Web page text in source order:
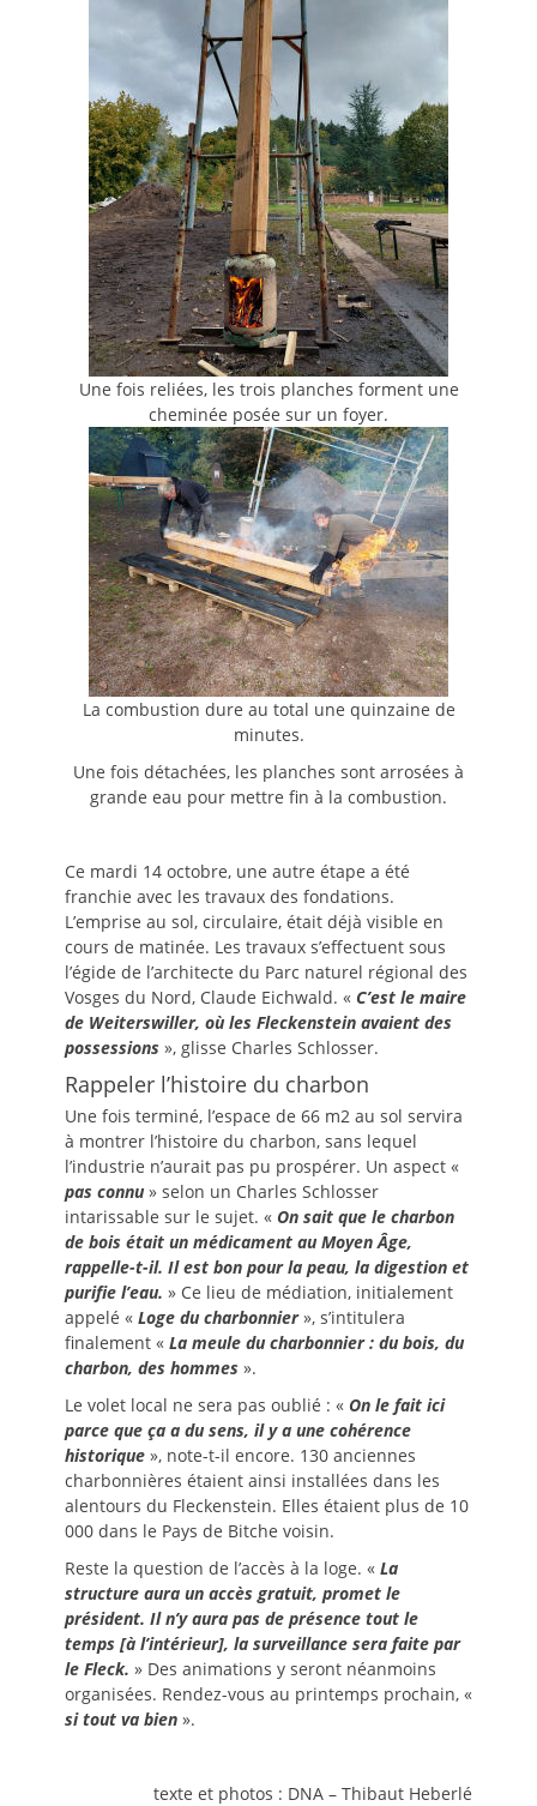
Une fois reliées, les trois planches forment une
cheminée posée sur un foyer.
La combustion dure au total une quinzaine de
minutes.
Une fois détachées, les planches sont arrosées à
grande eau pour mettre fin à la combustion.
Ce mardi 14 octobre, une autre étape a été
franchie avec les travaux des fondations.
L’emprise au sol, circulaire, était déjà visible en
cours de matinée. Les travaux s’effectuent sous
l’égide de l’architecte du Parc naturel régional des
Vosges du Nord, Claude Eichwald. « C’est le maire
de Weiterswiller, où les Fleckenstein avaient des
possessions », glisse Charles Schlosser.
Rappeler l’histoire du charbon
Une fois terminé, l’espace de 66 m2 au sol servira
à montrer l’histoire du charbon, sans lequel
l’industrie n’aurait pas pu prospérer. Un aspect «
pas connu » selon un Charles Schlosser
intarissable sur le sujet. « On sait que le charbon
de bois était un médicament au Moyen Âge,
rappelle-t-il. Il est bon pour la peau, la digestion et
purifie l’eau. » Ce lieu de médiation, initialement
appelé « Loge du charbonnier », s’intitulera
finalement « La meule du charbonnier : du bois, du
charbon, des hommes ».
Le volet local ne sera pas oublié : « On le fait ici
parce que ça a du sens, il y a une cohérence
historique », note-t-il encore. 130 anciennes
charbonnières étaient ainsi installées dans les
alentours du Fleckenstein. Elles étaient plus de 10
000 dans le Pays de Bitche voisin.
Reste la question de l’accès à la loge. « La
structure aura un accès gratuit, promet le
président. Il n’y aura pas de présence tout le
temps [à l’intérieur], la surveillance sera faite par
le Fleck. » Des animations y seront néanmoins
organisées. Rendez-vous au printemps prochain, «
si tout va bien ».
texte et photos : DNA – Thibaut Heberlé